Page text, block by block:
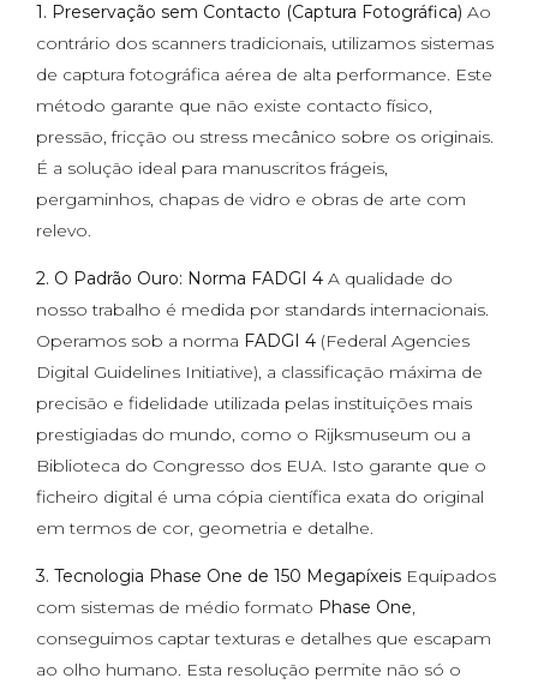
1. Preservação sem Contacto (Captura Fotográfica) Ao
contrário dos scanners tradicionais, utilizamos sistemas
de captura fotográfica aérea de alta performance. Este
método garante que não existe contacto físico,
pressão, fricção ou stress mecânico sobre os originais.
É a solução ideal para manuscritos frágeis,
pergaminhos, chapas de vidro e obras de arte com
relevo.
2. O Padrão Ouro: Norma FADGI 4 A qualidade do
nosso trabalho é medida por standards internacionais.
Operamos sob a norma FADGI 4 (Federal Agencies
Digital Guidelines Initiative), a classificação máxima de
precisão e fidelidade utilizada pelas instituições mais
prestigiadas do mundo, como o Rijksmuseum ou a
Biblioteca do Congresso dos EUA. Isto garante que o
ficheiro digital é uma cópia científica exata do original
em termos de cor, geometria e detalhe.
3. Tecnologia Phase One de 150 Megapíxeis Equipados
com sistemas de médio formato Phase One,
conseguimos captar texturas e detalhes que escapam
ao olho humano. Esta resolução permite não só o